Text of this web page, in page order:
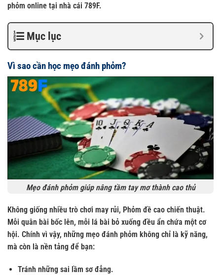
phỏm online tại nhà cái 789F.
Mục lục
Vì sao cần học mẹo đánh phỏm?
Mẹo đánh phỏm giúp nâng tầm tay mơ thành cao thủ
Không giống nhiều trò chơi may rủi, Phỏm đề cao chiến thuật.
Mỗi quân bài bốc lên, mỗi lá bài bỏ xuống đều ẩn chứa một cơ
hội. Chính vì vậy, những mẹo đánh phỏm không chỉ là kỹ năng,
mà còn là nền tảng để bạn:
Tránh những sai lầm sơ đẳng.